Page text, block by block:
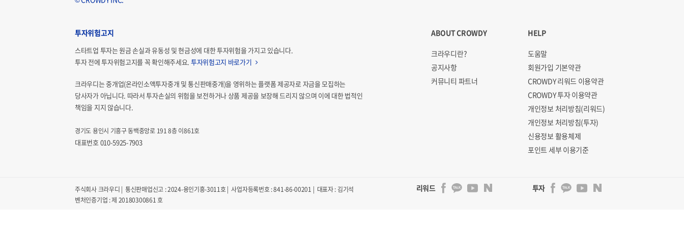
ABOUT CROWDY
크라우디란?
공지사항
커뮤니티 파트너
HELP
도움말
회원가입 기본약관
CROWDY 리워드 이용약관
CROWDY 투자 이용약관
개인정보 처리방침(리워드)
개인정보 처리방침(투자)
신용정보 활용체제
포인트 세부 이용기준
투자위험고지
스타트업 투자는 원금 손실과 유동성 및 현금성에 대한 투자위험을 가지고 있습니다.
투자 전에 투자위험고지를 꼭 확인해주세요. 투자위험고지 바로가기
크라우디는 중개업(온라인소액투자중개 및 통신판매중개)을 영위하는 플랫폼 제공자로 자금을 모집하는
당사자가 아닙니다. 따라서 투자손실의 위험을 보전하거나 상품 제공을 보장해 드리지 않으며 이에 대한 법적인
책임을 지지 않습니다.
경기도 용인시 기흥구 동백중앙로 191 8층 이861호
대표번호 010-5925-7903
리워드 투자
주식회사 크라우디 | 통신판매업신고 : 2024-용인기흥-3011호 | 사업자등록번호 : 841-86-00201 | 대표자 : 김기석
벤처인증기업 : 제 20180300861 호